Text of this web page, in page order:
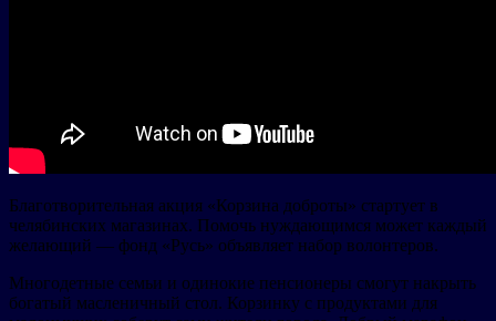
Благотворительная акция «Корзина доброты» стартует в
челябинских магазинах. Помочь нуждающимся может каждый
желающий — фонд «Русь» объявляет набор волонтеров.
Многодетные семьи и одинокие пенсионеры смогут накрыть
богатый масленичный стол. Корзинку с продуктами для